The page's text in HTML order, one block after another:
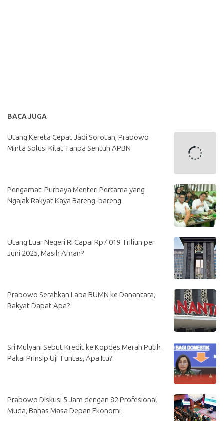
BACA JUGA
Utang Kereta Cepat Jadi Sorotan, Prabowo
Minta Solusi Kilat Tanpa Sentuh APBN
Pengamat: Purbaya Menteri Pertama yang
Ngajak Rakyat Kaya Bareng-bareng
Utang Luar Negeri RI Capai Rp7.019 Triliun per
Juni 2025, Masih Aman?
Prabowo Serahkan Laba BUMN ke Danantara,
Rakyat Dapat Apa?
Sri Mulyani Sebut Kredit ke Kopdes Merah Putih
Pakai Prinsip Uji Tuntas, Apa Itu?
Prabowo Diskusi 5 Jam dengan 82 Profesional
Muda, Bahas Masa Depan Ekonomi